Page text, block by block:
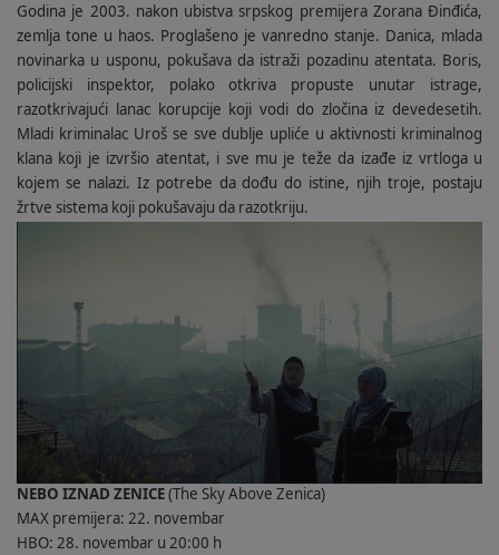
Godina je 2003. nakon ubistva srpskog premijera Zorana Ðinđića,
zemlja tone u haos. Proglašeno je vanredno stanje. Danica, mlada
novinarka u usponu, pokušava da istraži pozadinu atentata. Boris,
policijski inspektor, polako otkriva propuste unutar istrage,
razotkrivajući lanac korupcije koji vodi do zločina iz devedesetih.
Mladi kriminalac Uroš se sve dublje upliće u aktivnosti kriminalnog
klana koji je izvršio atentat, i sve mu je teže da izađe iz vrtloga u
kojem se nalazi. Iz potrebe da dođu do istine, njih troje, postaju
žrtve sistema koji pokušavaju da razotkriju.
NEBO IZNAD ZENICE(The Sky Above Zenica)
MAX premijera: 22. novembar
HBO: 28. novembar u 20:00 h